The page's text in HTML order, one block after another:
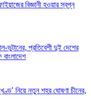
বিজ্ঞানী হওয়ার স্বপ্ন
ভুটানের, প্রতিবেশী দুই দেশের
নিয়ে নতুন শহর ঘোষণা চীনের,